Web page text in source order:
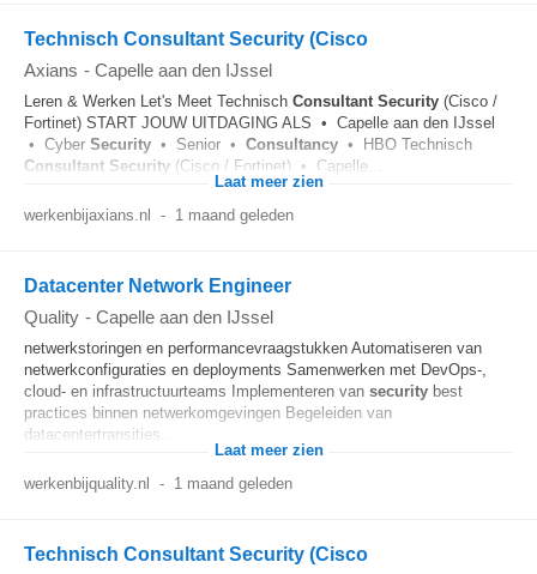
Technisch Consultant Security (Cisco
Axians - Capelle aan den IJssel
Leren & Werken Let's Meet Technisch Consultant Security (Cisco /
Fortinet) START JOUW UITDAGING ALS • Capelle aan den IJssel
• Cyber Security • Senior • Consultancy • HBO Technisch
Consultant Security (Cisco / Fortinet) • Capelle...
Laat meer zien
werkenbijaxians.nl - 1 maand geleden
Datacenter Network Engineer
Quality - Capelle aan den IJssel
netwerkstoringen en performancevraagstukken Automatiseren van
netwerkconfiguraties en deployments Samenwerken met DevOps-,
cloud- en infrastructuurteams Implementeren van security best
practices binnen netwerkomgevingen Begeleiden van
datacentertransities...
Laat meer zien
werkenbijquality.nl - 1 maand geleden
Technisch Consultant Security (Cisco